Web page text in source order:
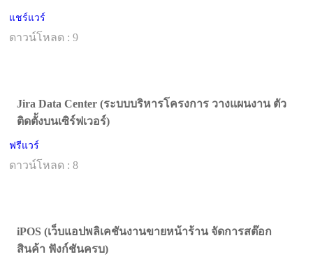
แชร์แวร์
ดาวน์โหลด : 9
Jira Data Center (ระบบบริหารโครงการ วางแผนงาน ตัว
ติดตั้งบนเซิร์ฟเวอร์)
ฟรีแวร์
ดาวน์โหลด : 8
iPOS (เว็บแอปพลิเคชันงานขายหน้าร้าน จัดการสต๊อก
สินค้า ฟังก์ชันครบ)